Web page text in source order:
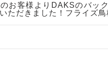
お客様よりDAKSのバッ
ただきました！フライズ鳥